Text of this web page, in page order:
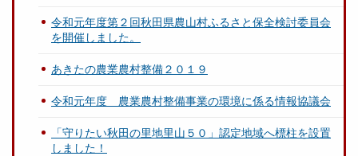
令和元年度第２回秋田県農山村ふるさと保全検討委員会
を開催しました。
あきたの農業農村整備２０１９
令和元年度 農業農村整備事業の環境に係る情報協議会
「守りたい秋田の里地里山５０」認定地域へ標柱を設置
しました！